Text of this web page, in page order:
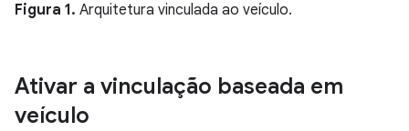
Figura 1. Arquitetura vinculada ao veículo.
Ativar a vinculação baseada em
veículo